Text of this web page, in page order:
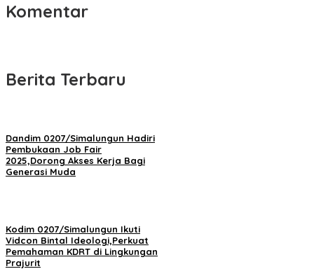
Komentar
Berita Terbaru
Dandim 0207/Simalungun Hadiri
Pembukaan Job Fair
2025,Dorong Akses Kerja Bagi
Generasi Muda
Kodim 0207/Simalungun Ikuti
Vidcon Bintal Ideologi,Perkuat
Pemahaman KDRT di Lingkungan
Prajurit